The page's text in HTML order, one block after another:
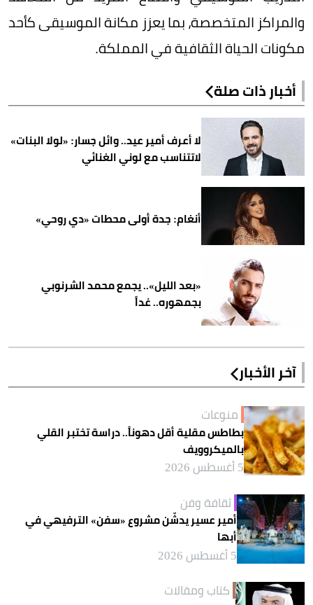
والمراكز المتخصصة، بما يعزز مكانة الموسيقى كأحد
مكونات الحياة الثقافية في المملكة.
أخبار ذات صلة
لا أعرف أمير عيد.. وائل جسار: «لولا البنات»
لاتتناسب مع لوني الغنائي
أنغام: جدة أولى محطات «دي روحي»
«بعد الليل».. يجمع محمد الشرنوبي
بجمهوره.. غداً
آخر الأخبار
منوعات
بطاطس مقلية أقل دهوناً.. دراسة تختبر القلي
بالميكروويف
5 أغسطس 2026
ثقافة وفن
أمير عسير يدشّن مشروع «سفن» الترفيهي في
أبها
5 أغسطس 2026
كتاب ومقالات